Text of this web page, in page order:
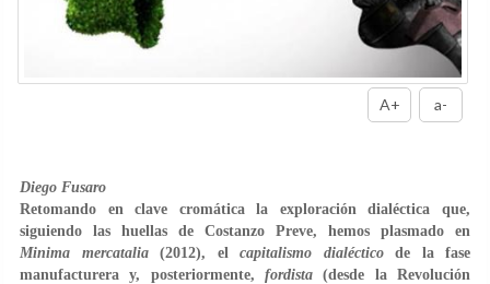
A+ a-
Diego Fusaro
Retomando en clave cromática la exploración dialéctica que,
siguiendo las huellas de Costanzo Preve, hemos plasmado en
Minima mercatalia(2012), el capitalismo dialécticode la fase
manufacturera y, posteriormente, fordista (desde la Revolución